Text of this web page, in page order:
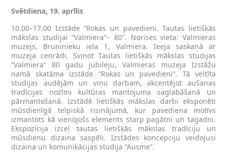
Svētdiena, 19. aprīlis
10.00–17.00 Izstāde “Rokas un pavedieni. Tautas lietišķās
mākslas studijai “Valmiera”– 80”. Norises vieta: Valmieras
muzejs, Bruņinieku iela 1, Valmiera. Ieeja saskaņā ar
muzeja cenrādi. Svinot Tautas lietišķās mākslas studijas
“Valmiera” 80 gadu jubileju, Valmieras muzeja Izstāžu
namā skatāma izstāde “Rokas un pavedieni”. Tā veltīta
studijas audējām un viņu darbam, akcentējot aušanas
tradīcijas nozīmi kultūras mantojuma saglabāšanā un
pārmantošanā. Izstādē lietišķās mākslas darbi eksponēti
mūsdienīgā telpiskā risinājumā, kur pavediena motīvs
izmantots kā vienojošs elements starp pagātni un tagadni.
Ekspozīcija izceļ tautas lietišķās mākslas tradīciju un
mūsdienu dizaina saspēli. Izstādes koncepciju veidojusi
dizaina un komunikācijas studija “Ausme”.